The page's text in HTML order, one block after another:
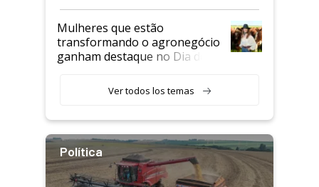
Mulheres que estão
transformando o agronegócio
ganham destaque no Dia do
Ver todos los temas
Política